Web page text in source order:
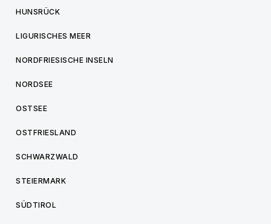
HUNSRÜCK
LIGURISCHES MEER
NORDFRIESISCHE INSELN
NORDSEE
OSTSEE
OSTFRIESLAND
SCHWARZWALD
STEIERMARK
SÜDTIROL